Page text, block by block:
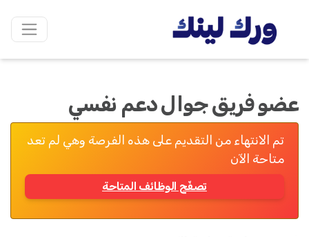
عضو فريق جوال دعم نفسي
تم الانتهاء من التقديم على هذه الفرصة وهي لم تعد
متاحة الآن
تصفّح الوظائف المتاحة